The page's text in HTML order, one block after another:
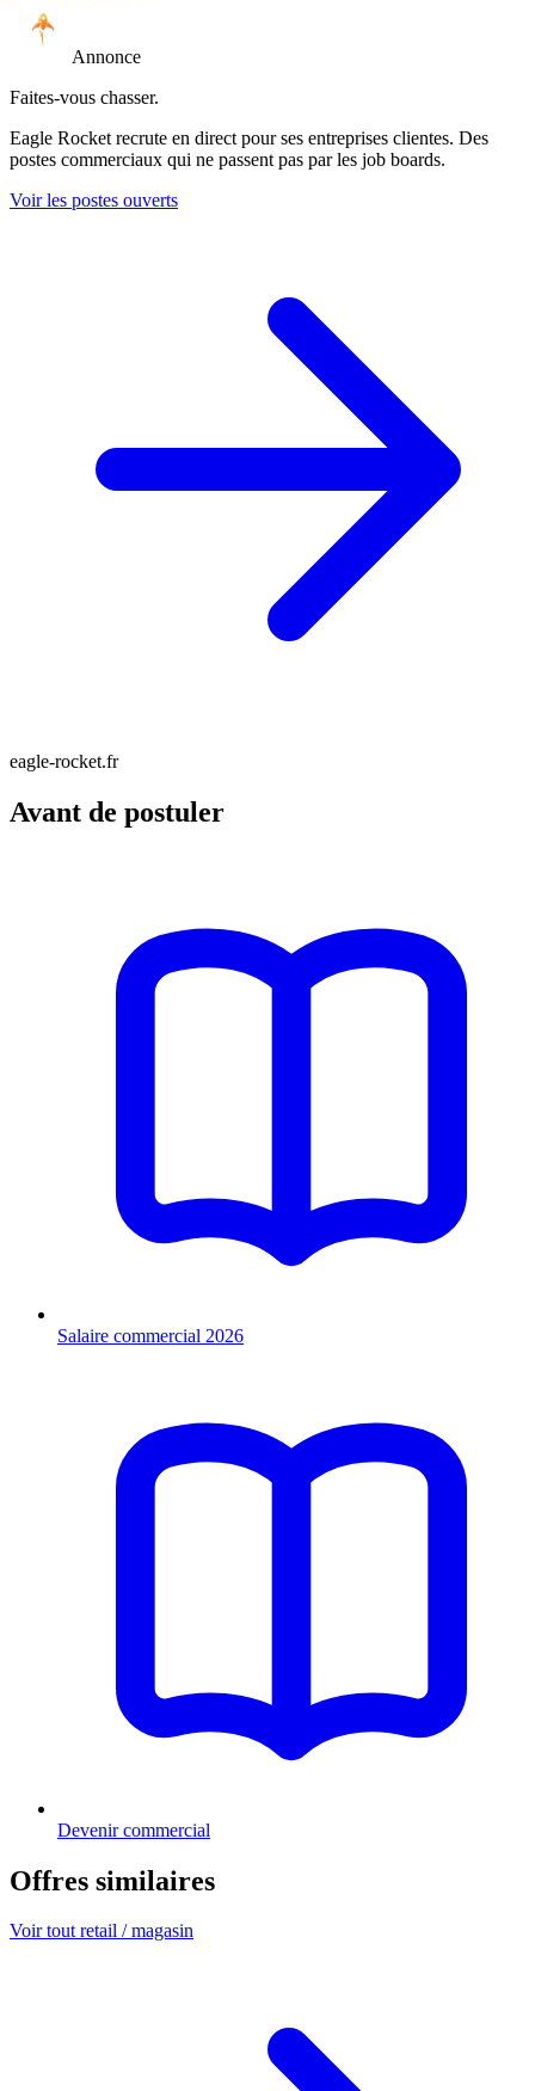
Annonce
Faites-vous chasser.
Eagle Rocket recrute en direct pour ses entreprises clientes. Des
postes commerciaux qui ne passent pas par les job boards.
Voir les postes ouverts
eagle-rocket.fr
Avant de postuler
Salaire commercial 2026
Devenir commercial
Offres similaires
Voir tout retail / magasin